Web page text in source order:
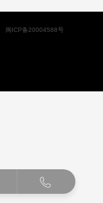

闽ICP备20004588号